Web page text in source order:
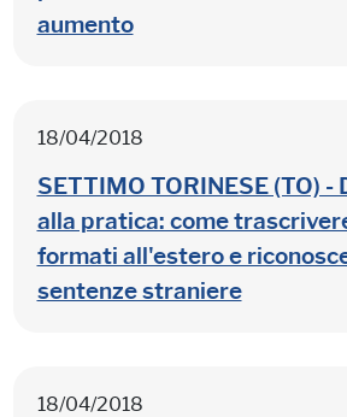
aumento
18/04/2018
SETTIMO TORINESE (TO) -
alla pratica: come
formati all'estero e
sentenze straniere
18/04/2018